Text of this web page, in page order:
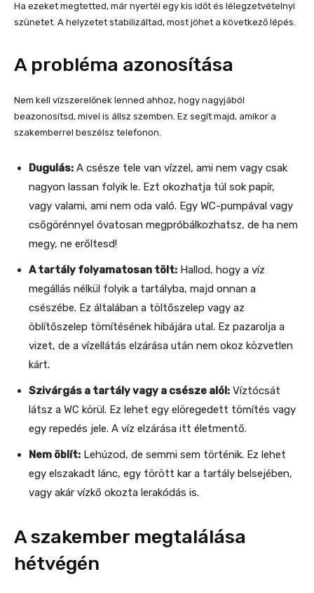
Ha ezeket megtetted, már nyertél egy kis időt és lélegzetvételnyi
szünetet. A helyzetet stabilizáltad, most jöhet a következő lépés.
A probléma azonosítása
Nem kell vízszerelőnek lenned ahhoz, hogy nagyjából
beazonosítsd, mivel is állsz szemben. Ez segít majd, amikor a
szakemberrel beszélsz telefonon.
Dugulás: A csésze tele van vízzel, ami nem vagy csak
nagyon lassan folyik le. Ezt okozhatja túl sok papír,
vagy valami, ami nem oda való. Egy WC-pumpával vagy
csőgörénnyel óvatosan megpróbálkozhatsz, de ha nem
megy, ne erőltesd!
A tartály folyamatosan tölt: Hallod, hogy a víz
megállás nélkül folyik a tartályba, majd onnan a
csészébe. Ez általában a töltőszelep vagy az
öblítőszelep tömítésének hibájára utal. Ez pazarolja a
vizet, de a vízellátás elzárása után nem okoz közvetlen
kárt.
Szivárgás a tartály vagy a csésze alól: Víztócsát
látsz a WC körül. Ez lehet egy elöregedett tömítés vagy
egy repedés jele. A víz elzárása itt életmentő.
Nem öblít: Lehúzod, de semmi sem történik. Ez lehet
egy elszakadt lánc, egy törött kar a tartály belsejében,
vagy akár vízkő okozta lerakódás is.
A szakember megtalálása
hétvégén